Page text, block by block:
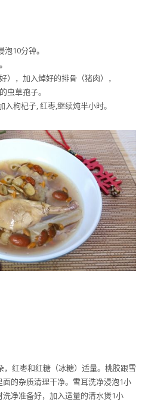
10分钟。
），加入焯好的排骨（猪肉），
虫草孢子。
枸杞子, 红枣,继续炖半小时。
红枣和红糖（冰糖）适量。桃胶跟雪
的杂质清理干净。雪耳洗净浸泡1小
净准备好，加入适量的清水煲1小